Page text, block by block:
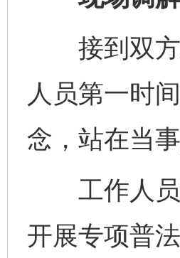
接到双方
人员第一时
念，站在当
工作人员
开展专项普